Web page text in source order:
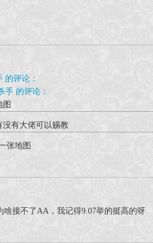
的评论：
手 的评论：
图
没有大佬可以赐教
张地图
啥接不了AA，我记得9.07举的挺高的呀